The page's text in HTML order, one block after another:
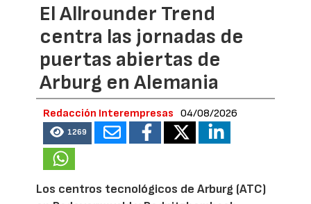
El Allrounder Trend
centra las jornadas de
puertas abiertas de
Arburg en Alemania
Redacción Interempresas 04/08/2026
1269
Los centros tecnológicos de Arburg (ATC)